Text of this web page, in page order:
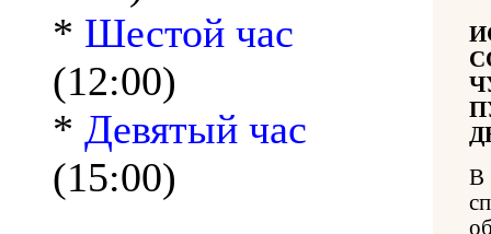
* Шестой час
(12:00)
* Девятый час
(15:00)
В